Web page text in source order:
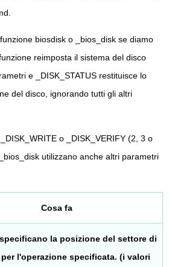
biosdisk o _bios_disk se diamo
reimposta il sistema del disco
e _DISK_STATUS restituisce lo
del disco, ignorando tutti gli altri
o _DISK_VERIFY (2, 3 o
utilizzano anche altri parametri
Cosa fa
la posizione del settore di
per l'operazione specificata. (i valori